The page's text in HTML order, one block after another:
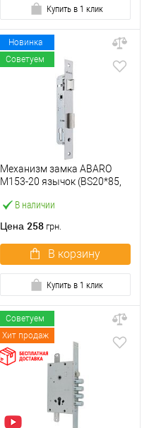
Купить в 1 клик
Новинка
Советуем
В наличии
Механизм замка ABARO
M153-20 язычок (BS20*85,
Цена 258 грн.
В корзину
Купить в 1 клик
Советуем
Хит продаж